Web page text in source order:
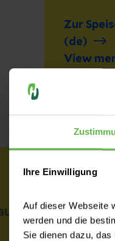
Ihre Einwilligung
Auf dieser Webseite
werden und die
Sie dienen dazu,
Zur
(de)
View